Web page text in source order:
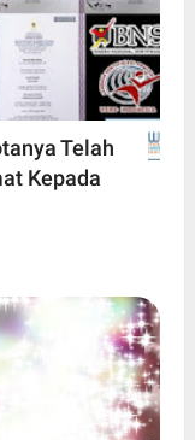
Telah
Kepada